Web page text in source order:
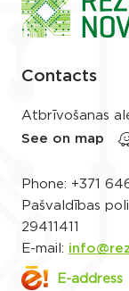
Contacts
Atbrīvošanas
See on map
Phone: +371
Pašvaldības
29411411
E-mail:
E-address